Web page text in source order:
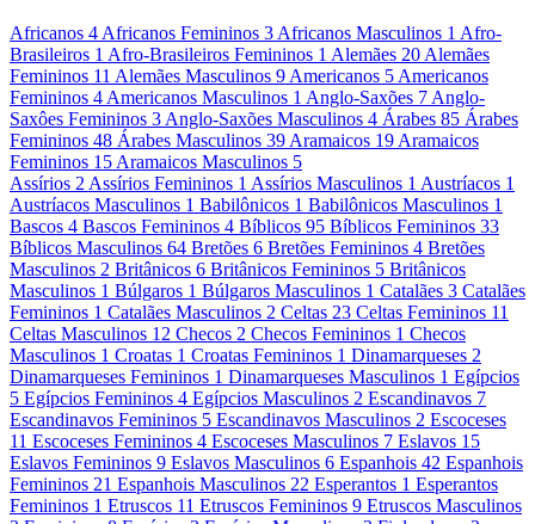
Africanos 4 Africanos Femininos 3 Africanos Masculinos 1 Afro-
Brasileiros 1 Afro-Brasileiros Femininos 1 Alemães 20 Alemães
Femininos 11 Alemães Masculinos 9 Americanos 5 Americanos
Femininos 4 Americanos Masculinos 1 Anglo-Saxões 7 Anglo-
Saxôes Femininos 3 Anglo-Saxões Masculinos 4 Árabes 85 Árabes
Femininos 48 Árabes Masculinos 39 Aramaicos 19 Aramaicos
Femininos 15 Aramaicos Masculinos 5
Assírios 2 Assírios Femininos 1 Assírios Masculinos 1 Austríacos 1
Austríacos Masculinos 1 Babilônicos 1 Babilônicos Masculinos 1
Bascos 4 Bascos Femininos 4 Bíblicos 95 Bíblicos Femininos 33
Bíblicos Masculinos 64 Bretões 6 Bretões Femininos 4 Bretões
Masculinos 2 Britânicos 6 Britânicos Femininos 5 Britânicos
Masculinos 1 Búlgaros 1 Búlgaros Masculinos 1 Catalães 3 Catalães
Femininos 1 Catalães Masculinos 2 Celtas 23 Celtas Femininos 11
Celtas Masculinos 12 Checos 2 Checos Femininos 1 Checos
Masculinos 1 Croatas 1 Croatas Femininos 1 Dinamarqueses 2
Dinamarqueses Femininos 1 Dinamarqueses Masculinos 1 Egípcios
5 Egípcios Femininos 4 Egípcios Masculinos 2 Escandinavos 7
Escandinavos Femininos 5 Escandinavos Masculinos 2 Escoceses
11 Escoceses Femininos 4 Escoceses Masculinos 7 Eslavos 15
Eslavos Femininos 9 Eslavos Masculinos 6 Espanhois 42 Espanhois
Femininos 21 Espanhois Masculinos 22 Esperantos 1 Esperantos
Femininos 1 Etruscos 11 Etruscos Femininos 9 Etruscos Masculinos